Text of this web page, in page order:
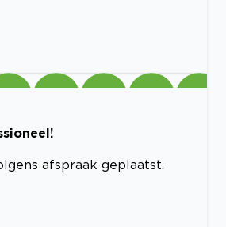
afspraak geplaatst.